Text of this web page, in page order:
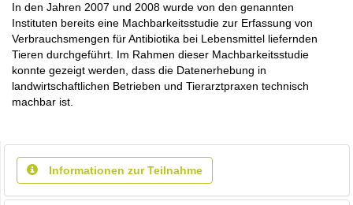
In den Jahren 2007 und 2008 wurde von den genannten
Instituten bereits eine Machbarkeitsstudie zur Erfassung von
Verbrauchsmengen für Antibiotika bei Lebensmittel liefernden
Tieren durchgeführt. Im Rahmen dieser Machbarkeitsstudie
konnte gezeigt werden, dass die Datenerhebung in
landwirtschaftlichen Betrieben und Tierarztpraxen technisch
machbar ist.
Informationen zur Teilnahme